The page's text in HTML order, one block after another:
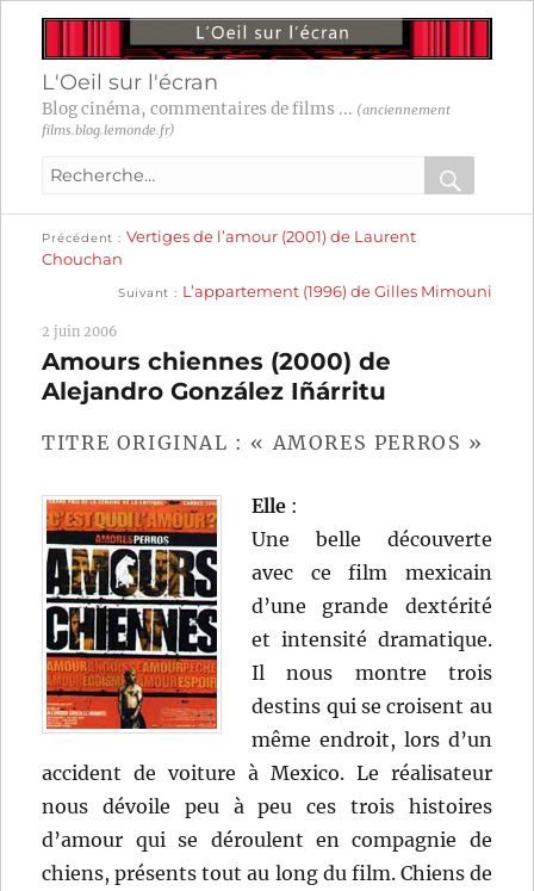
L'Oeil sur l'écran
Blog cinéma, commentaires de films ... (anciennement
films.blog.lemonde.fr)
Recherche
:
OK
Navigation
l’article
Précédent
précédente :
Vertiges de l’amour (2001) de Laurent
Chouchan
Suivant
suivante :
L’appartement (1996) de Gilles Mimouni
2 juin 2006
Amours chiennes (2000) de
Alejandro González Iñárritu
TITRE ORIGINAL : « AMORES PERROS »
Elle :
Une belle découverte
avec ce film mexicain
d’une grande dextérité
et intensité dramatique.
Il nous montre trois
destins qui se croisent au
même endroit, lors d’un
accident de voiture à Mexico. Le réalisateur
nous dévoile peu à peu ces trois histoires
d’amour qui se déroulent en compagnie de
chiens, présents tout au long du film. Chiens de